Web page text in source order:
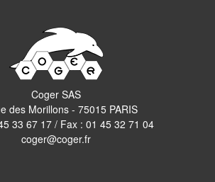
Coger SAS
des Morillons - 75015 PARIS
33 67 17/ Fax : 01 45 32 71 04
coger@coger.fr